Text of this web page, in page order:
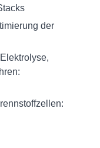
der